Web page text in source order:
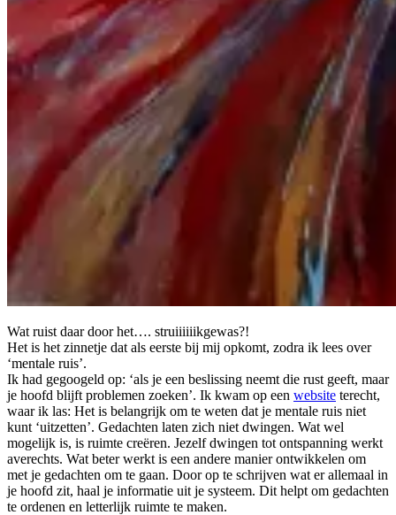
Wat ruist daar door het…. struiiiiiikgewas?!
Het is het zinnetje dat als eerste bij mij opkomt, zodra ik lees over
‘mentale ruis’.
Ik had gegoogeld op: ‘als je een beslissing neemt die rust geeft, maar
je hoofd blijft problemen zoeken’. Ik kwam op een website terecht,
waar ik las: Het is belangrijk om te weten dat je mentale ruis niet
kunt ‘uitzetten’. Gedachten laten zich niet dwingen. Wat wel
mogelijk is, is ruimte creëren. Jezelf dwingen tot ontspanning werkt
averechts. Wat beter werkt is een andere manier ontwikkelen om
met je gedachten om te gaan. Door op te schrijven wat er allemaal in
je hoofd zit, haal je informatie uit je systeem. Dit helpt om gedachten
te ordenen en letterlijk ruimte te maken.